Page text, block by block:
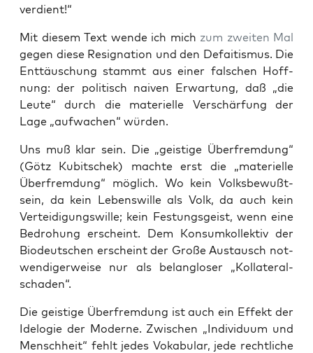
verdient!“
Mit die­sem Text wen­de ich mich zum zwei­ten Mal
gegen die­se Resi­gna­ti­on und den Defai­tis­mus. Die
Ent­täu­schung stammt aus einer fal­schen Hoff­
nung: der poli­tisch nai­ven Erwar­tung, daß „die
Leu­te“ durch die mate­ri­el­le Ver­schär­fung der
Lage „auf­wa­chen“ würden.
Uns muß klar sein. Die „geis­ti­ge Über­frem­dung“
(Götz Kubit­schek) mach­te erst die „mate­ri­el­le
Über­frem­dung“ mög­lich. Wo kein Volks­be­wußt­
sein, da kein Lebens­wil­le als Volk, da auch kein
Ver­tei­di­gungs­wil­le; kein Fes­tungs­geist, wenn eine
Bedro­hung erscheint. Dem Kon­sum­kol­lek­tiv der
Bio­deut­schen erscheint der Gro­ße Aus­tausch not­
wen­di­ger­wei­se nur als belang­lo­ser „Kol­la­te­ral­
scha­den“.
Die geis­ti­ge Über­frem­dung ist auch ein Effekt der
Ide­lo­gie der Moder­ne. Zwi­schen „Indi­vi­du­um und
Mensch­heit“ fehlt jedes Voka­bu­lar, jede recht­li­che